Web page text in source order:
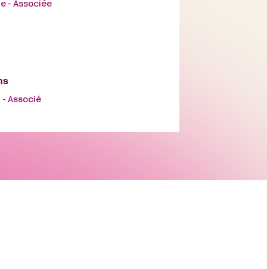
- Associée
- Associé